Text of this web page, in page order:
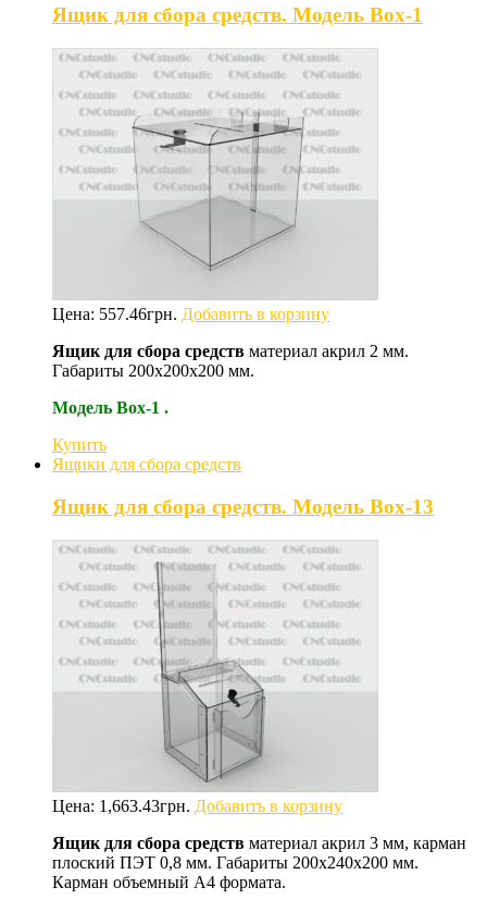
Ящик для сбора средств. Модель Box-1
Цена: 557.46грн. Добавить в корзину
Ящик для сбора средств материал акрил 2 мм.
Габариты 200х200х200 мм.
Модель Box-1 .
Купить
Ящики для сбора средств
Ящик для сбора средств. Модель Box-13
Цена: 1,663.43грн. Добавить в корзину
Ящик для сбора средств материал акрил 3 мм, карман
плоский ПЭТ 0,8 мм. Габариты 200х240х200 мм.
Карман объемный А4 формата.